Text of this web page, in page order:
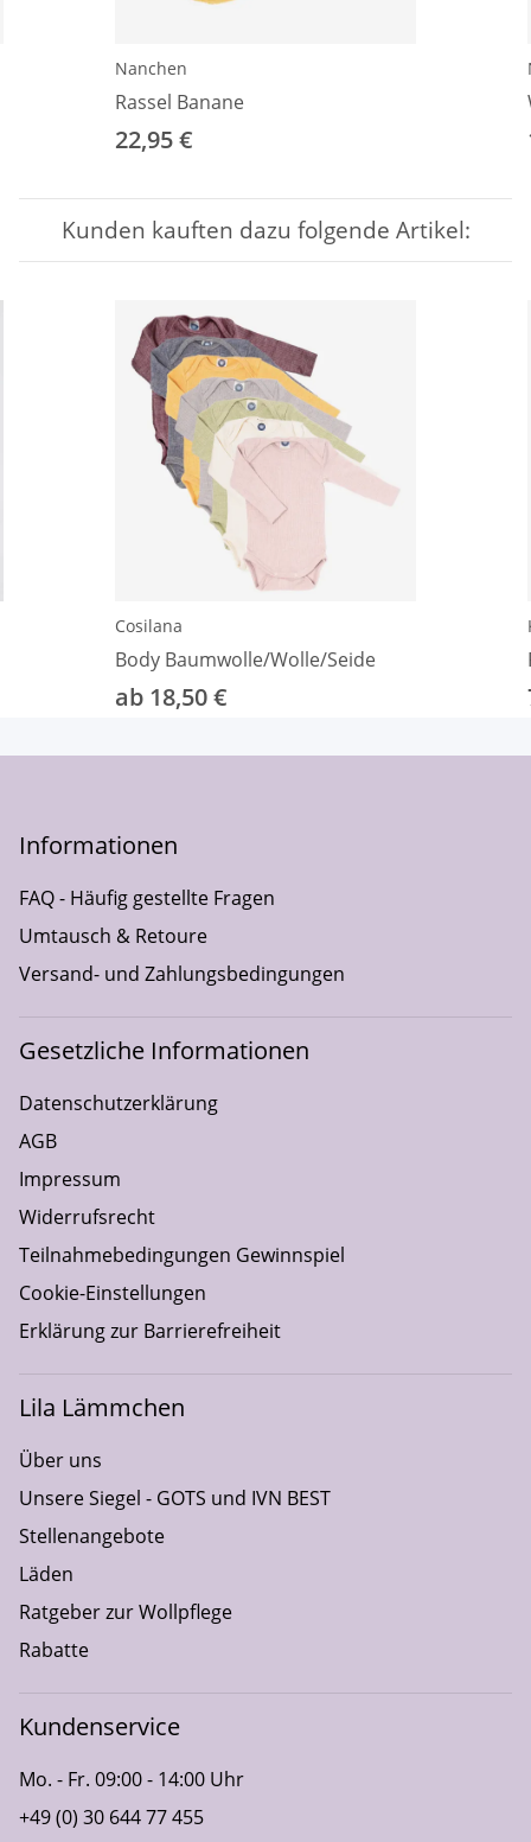
Nanchen
Rassel Banane
22,95 €
Kunden kauften dazu folgende Artikel:
Cosilana
Body Baumwolle/Wolle/Seide
ab 18,50 €
Informationen
FAQ - Häufig gestellte Fragen
Umtausch & Retoure
Versand- und Zahlungsbedingungen
Gesetzliche Informationen
Datenschutzerklärung
AGB
Impressum
Widerrufsrecht
Teilnahmebedingungen Gewinnspiel
Cookie-Einstellungen
Erklärung zur Barrierefreiheit
Lila Lämmchen
Über uns
Unsere Siegel - GOTS und IVN BEST
Stellenangebote
Läden
Ratgeber zur Wollpflege
Rabatte
Kundenservice
Mo. - Fr. 09:00 - 14:00 Uhr
+49 (0) 30 644 77 455